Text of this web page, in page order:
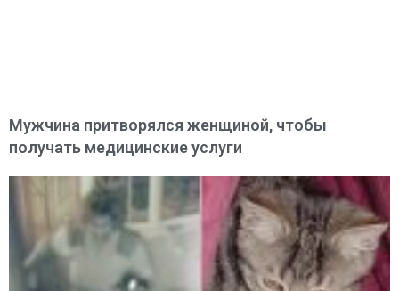
Мужчина притворялся женщиной, чтобы
получать медицинские услуги